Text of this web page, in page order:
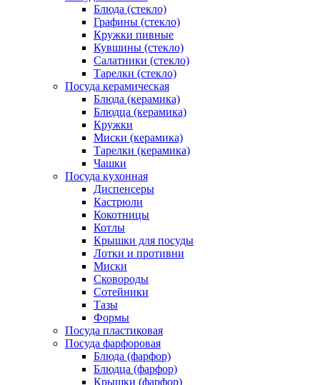
Блюда (стекло)
Графины (стекло)
Кружки пивные
Кувшины (стекло)
Салатники (стекло)
Тарелки (стекло)
Посуда керамическая
Блюда (керамика)
Блюдца (керамика)
Кружки
Миски (керамика)
Тарелки (керамика)
Чашки
Посуда кухонная
Диспенсеры
Кастрюли
Кокотницы
Котлы
Крышки для посуды
Лотки и противни
Миски
Сковороды
Сотейники
Тазы
Формы
Посуда пластиковая
Посуда фарфоровая
Блюда (фарфор)
Блюдца (фарфор)
Крышки (фарфор)